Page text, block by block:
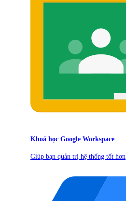
Khoá học Google Workspace
Giúp bạn quản trị hệ thống tốt hơn